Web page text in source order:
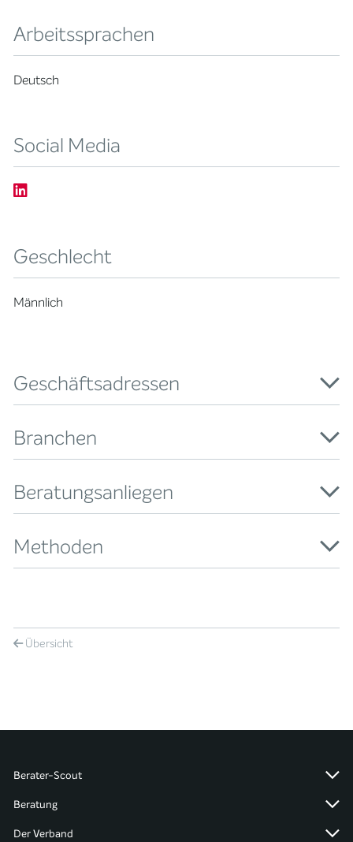
Arbeitssprachen
Deutsch
Social Media
Geschlecht
Männlich
Geschäftsadressen
Branchen
Beratungsanliegen
Methoden
Übersicht
Berater-Scout
Beratung
Der Verband